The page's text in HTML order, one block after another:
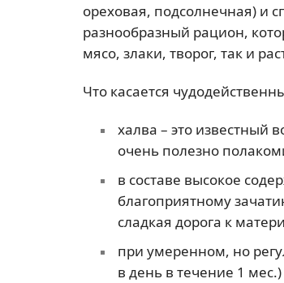
ореховая, подсолнечная) и
разнообразный рацион,
мясо, злаки, творог, так и
Что касается
халва – это известный
очень полезно
в составе высокое
благоприятному
сладкая дорога к
при умеренном, но
в день в течение 1